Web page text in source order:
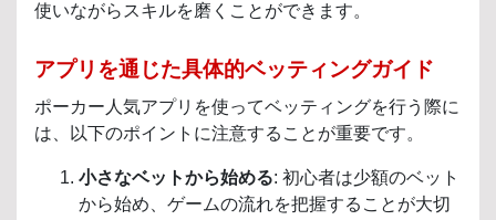
使いながらスキルを磨くことができます。
アプリを通じた具体的ベッティングガイド
ポーカー人気アプリを使ってベッティングを行う際に
は、以下のポイントに注意することが重要です。
小さなベットから始める: 初心者は少額のベット
から始め、ゲームの流れを把握することが大切